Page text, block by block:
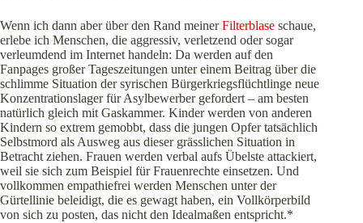
Wenn ich dann aber über den Rand meinerFilterblase schaue,
erlebe ich Menschen, die aggressiv, verletzend oder sogar
verleumdend im Internet handeln: Da werden auf den
Fanpages großer Tageszeitungen unter einem Beitrag über die
schlimme Situation der syrischen Bürgerkriegsflüchtlinge neue
Konzentrationslager für Asylbewerber gefordert – am besten
natürlich gleich mit Gaskammer. Kinder werden von anderen
Kindern so extrem gemobbt, dass die jungen Opfer tatsächlich
Selbstmord als Ausweg aus dieser grässlichen Situation in
Betracht ziehen. Frauen werden verbal aufs Übelste attackiert,
weil sie sich zum Beispiel für Frauenrechte einsetzen. Und
vollkommen empathiefrei werden Menschen unter der
Gürtellinie beleidigt, die es gewagt haben, ein Vollkörperbild
von sich zu posten, das nicht den Idealmaßen entspricht.*